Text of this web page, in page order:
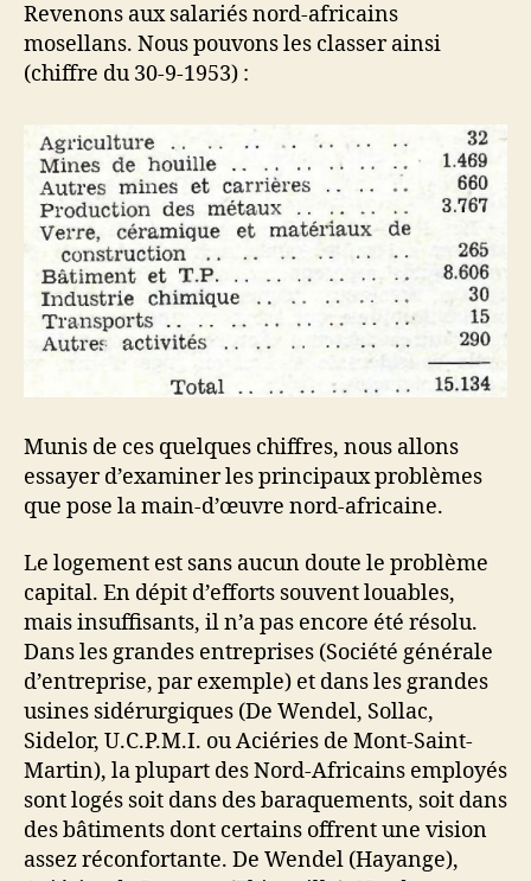
Revenons aux salariés nord-africains
mosellans. Nous pouvons les classer ainsi
(chiffre du 30-9-1953) :
Munis de ces quelques chiffres, nous allons
essayer d’examiner les principaux problèmes
que pose la main-d’œuvre nord-africaine.
Le logement est sans aucun doute le problème
capital. En dépit d’efforts souvent louables,
mais insuffisants, il n’a pas encore été résolu.
Dans les grandes entreprises (Société générale
d’entreprise, par exemple) et dans les grandes
usines sidérurgiques (De Wendel, Sollac,
Sidelor, U.C.P.M.I. ou Aciéries de Mont-Saint-
Martin), la plupart des Nord-Africains employés
sont logés soit dans des baraquements, soit dans
des bâtiments dont certains offrent une vision
assez réconfortante. De Wendel (Hayange),